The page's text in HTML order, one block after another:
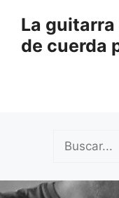
contenido
La
de cuerda